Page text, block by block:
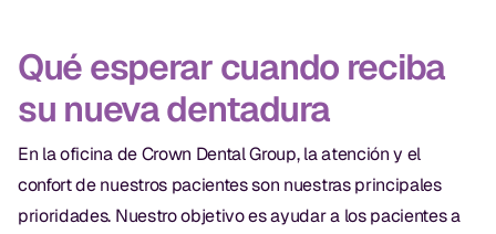
Qué esperar cuando reciba
su nueva dentadura
En la oficina de Crown Dental Group, la atención y el
confort de nuestros pacientes son nuestras principales
prioridades. Nuestro objetivo es ayudar a los pacientes a